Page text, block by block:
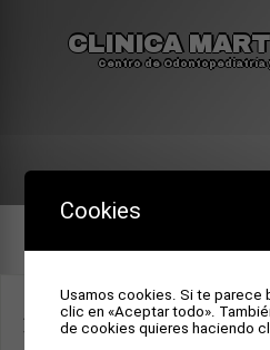
CLINICA
Centro de Odontopediatría
APPLYING THE
VULNERABILITY
Cookies
Usamos cookies. Si te parece
clic en «Aceptar todo».
de cookies quieres haciendo